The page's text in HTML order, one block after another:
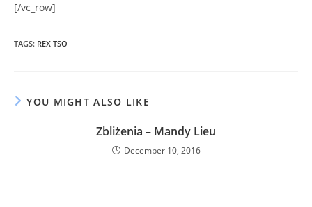
[/vc_row]
TAGS: REX TSO
YOU MIGHT ALSO LIKE
Zbliżenia – Mandy Lieu
December 10, 2016